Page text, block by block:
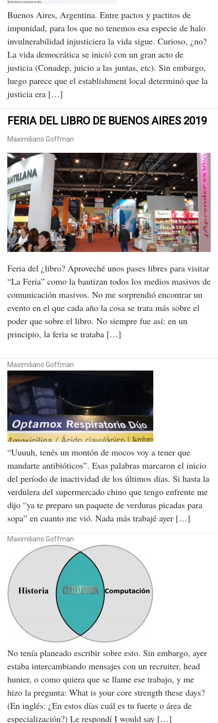
Buenos Aires, Argentina. Entre pactos y pactitos de
impunidad, para los que no tenemos esa especie de halo
invulnerabilidad injusticiera la vida sigue. Curioso, ¿no?
La vida democrática se inició con un gran acto de
justicia (Conadep, juicio a las juntas, etc). Sin embargo,
luego parece que el establishment local determinó que la
justicia era […]
FERIA DEL LIBRO DE BUENOS AIRES 2019
Maximiliano Goffman
Feria del ¿libro? Aproveché unos pases libres para visitar
“La Feria” como la bautizan todos los medios masivos de
comunicación masivos. No me sorprendió encontrar un
evento en el que cada año la cosa se trata más sobre el
poder que sobre el libro. No siempre fue así: en un
principio, la feria se trataba […]
Maximiliano Goffman
“Uuuuh, tenés un montón de mocos voy a tener que
mandarte antibióticos”. Esas palabras marcaron el inicio
del período de inactividad de los últimos días. Si hasta la
verdulera del supermercado chino que tengo enfrente me
dijo “ya te preparo un paquete de verduras picadas para
sopa” en cuanto me vió. Nada más trabajé ayer […]
Maximiliano Goffman
No tenía planeado escribir sobre esto. Sin embargo, ayer
estaba intercambiando mensajes con un recruiter, head
hunter, o como quiera que se llame ese trabajo, y me
hizo la pregunta: What is your core strength these days?
(En inglés: ¿En estos días cuál es tu fuerte o área de
especialización?) Le respondí I would say […]